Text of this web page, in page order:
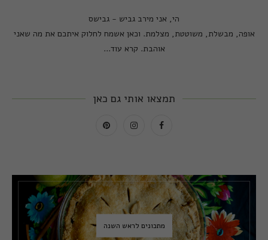
הי, אני מירב גביש - גבישס
אופה, מבשלת, משוטטת, מצלמת. וכאן אשמח לחלוק איתכם את מה שאני
אוהבת. קרא עוד...
תמצאו אותי גם כאן
מתכונים לראש השנה